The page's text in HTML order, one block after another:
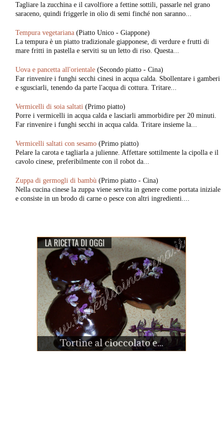
Tagliare la zucchina e il cavolfiore a fettine sottili, passarle nel grano
saraceno, quindi friggerle in olio di semi finché non saranno...
Tempura vegetariana (Piatto Unico - Giappone)
La tempura è un piatto tradizionale giapponese, di verdure e frutti di
mare fritti in pastella e serviti su un letto di riso. Questa...
Uova e pancetta all'orientale (Secondo piatto - Cina)
Far rinvenire i funghi secchi cinesi in acqua calda. Sbollentare i gamberi
e sgusciarli, tenendo da parte l'acqua di cottura. Tritare...
Vermicelli di soia saltati (Primo piatto)
Porre i vermicelli in acqua calda e lasciarli ammorbidire per 20 minuti.
Far rinvenire i funghi secchi in acqua calda. Tritare insieme la...
Vermicelli saltati con sesamo (Primo piatto)
Pelare la carota e tagliarla a julienne. Affettare sottilmente la cipolla e il
cavolo cinese, preferibilmente con il robot da...
Zuppa di germogli di bambù (Primo piatto - Cina)
Nella cucina cinese la zuppa viene servita in genere come portata iniziale
e consiste in un brodo di carne o pesce con altri ingredienti....
LA RICETTA DI OGGI
Tortine al cioccolato e...